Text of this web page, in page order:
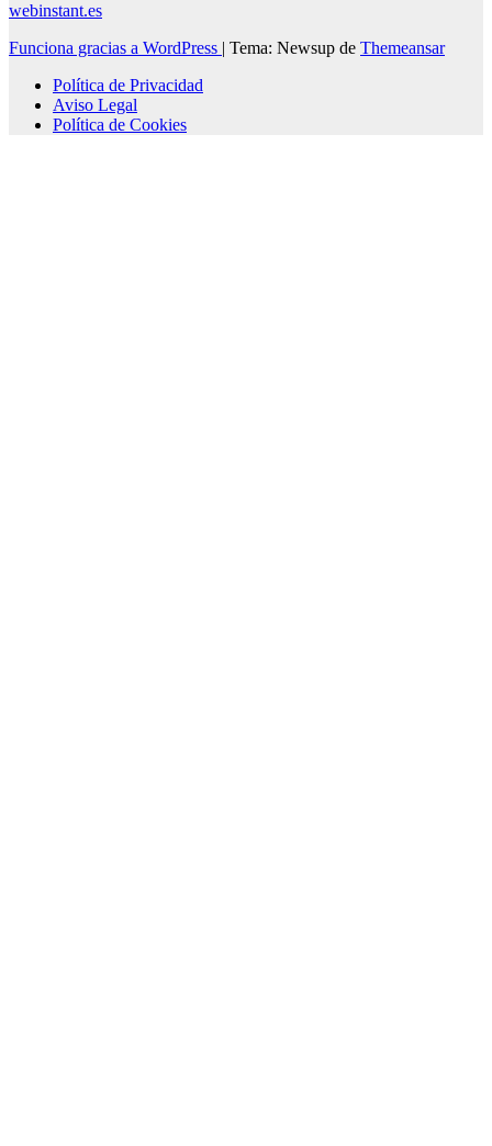
webinstant.es
Funciona gracias a WordPress | Tema: Newsup de Themeansar
Política de Privacidad
Aviso Legal
Política de Cookies